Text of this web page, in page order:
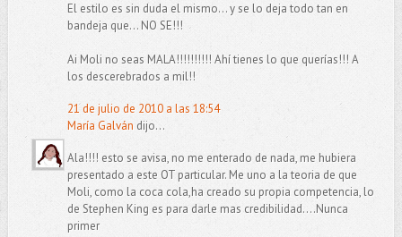
El estilo es sin duda el mismo... y se lo deja todo tan en
bandeja que... NO SE!!!
Ai Moli no seas MALA!!!!!!!!!! Ahí tienes lo que querías!!! A
los descerebrados a mil!!
21 de julio de 2010 a las 18:54
María Galván dijo...
Ala!!!! esto se avisa, no me enterado de nada, me hubiera
presentado a este OT particular. Me uno a la teoria de que
Moli, como la coca cola,ha creado su propia competencia, lo
de Stephen King es para darle mas credibilidad....Nunca
primer